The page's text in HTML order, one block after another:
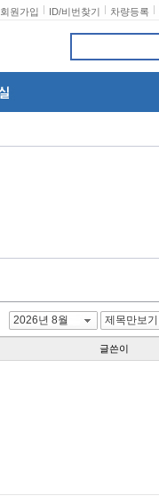
차량등록
ID/비번찾기
회원가입
2026년 8월 제목만보기
글쓴이